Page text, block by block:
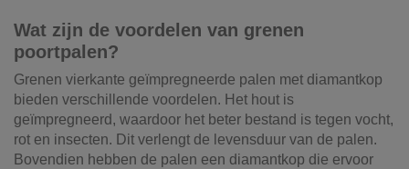
Wat zijn de voordelen van grenen
poortpalen?
Grenen vierkante geïmpregneerde palen met diamantkop
bieden verschillende voordelen. Het hout is
geïmpregneerd, waardoor het beter bestand is tegen vocht,
rot en insecten. Dit verlengt de levensduur van de palen.
Bovendien hebben de palen een diamantkop die ervoor